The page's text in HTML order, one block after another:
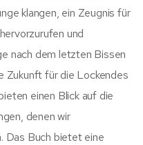
klangen, ein Zeugnis für
und
nach dem letzten Bissen
Zukunft für die Lockendes
einen Blick auf die
denen wir
Das Buch bietet eine